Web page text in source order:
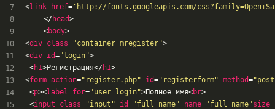
<link href= 'http://fonts.googleapis.com/
</head>
<body>
<div class="container mregister">
<div id="login">
<h1>Регистрация</h1>
<form action="register.php" id="registerform" method=
<p><label for="user_login">Полное имя<br>
<input class="input" id="full_name" name="full_name"size=